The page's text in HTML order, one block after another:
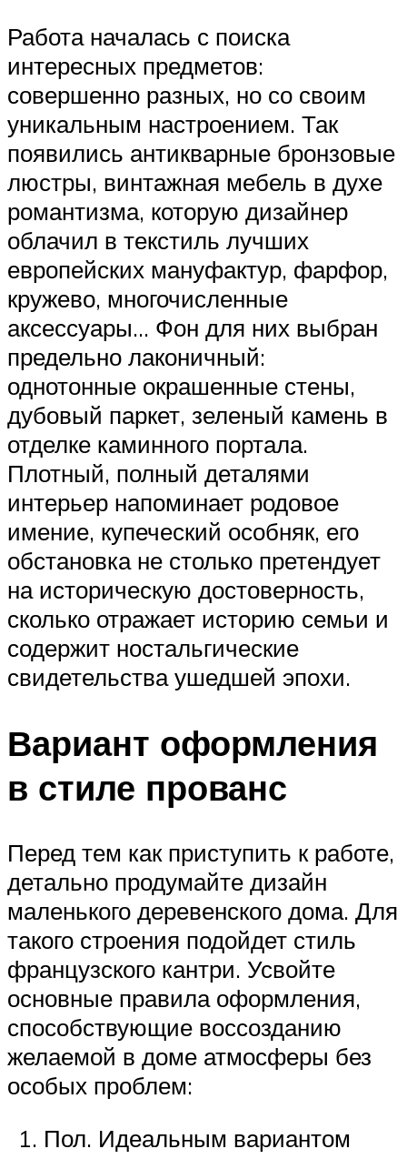
Работа началась с поиска
интересных предметов:
совершенно разных, но со своим
уникальным настроением. Так
появились антикварные бронзовые
люстры, винтажная мебель в духе
романтизма, которую дизайнер
облачил в текстиль лучших
европейских мануфактур, фарфор,
кружево, многочисленные
аксессуары… Фон для них выбран
предельно лаконичный:
однотонные окрашенные стены,
дубовый паркет, зеленый камень в
отделке каминного портала.
Плотный, полный деталями
интерьер напоминает родовое
имение, купеческий особняк, его
обстановка не столько претендует
на историческую достоверность,
сколько отражает историю семьи и
содержит ностальгические
свидетельства ушедшей эпохи.
Вариант оформления
в стиле прованс
Перед тем как приступить к работе,
детально продумайте дизайн
маленького деревенского дома. Для
такого строения подойдет стиль
французского кантри. Усвойте
основные правила оформления,
способствующие воссозданию
желаемой в доме атмосферы без
особых проблем:
Пол. Идеальным вариантом